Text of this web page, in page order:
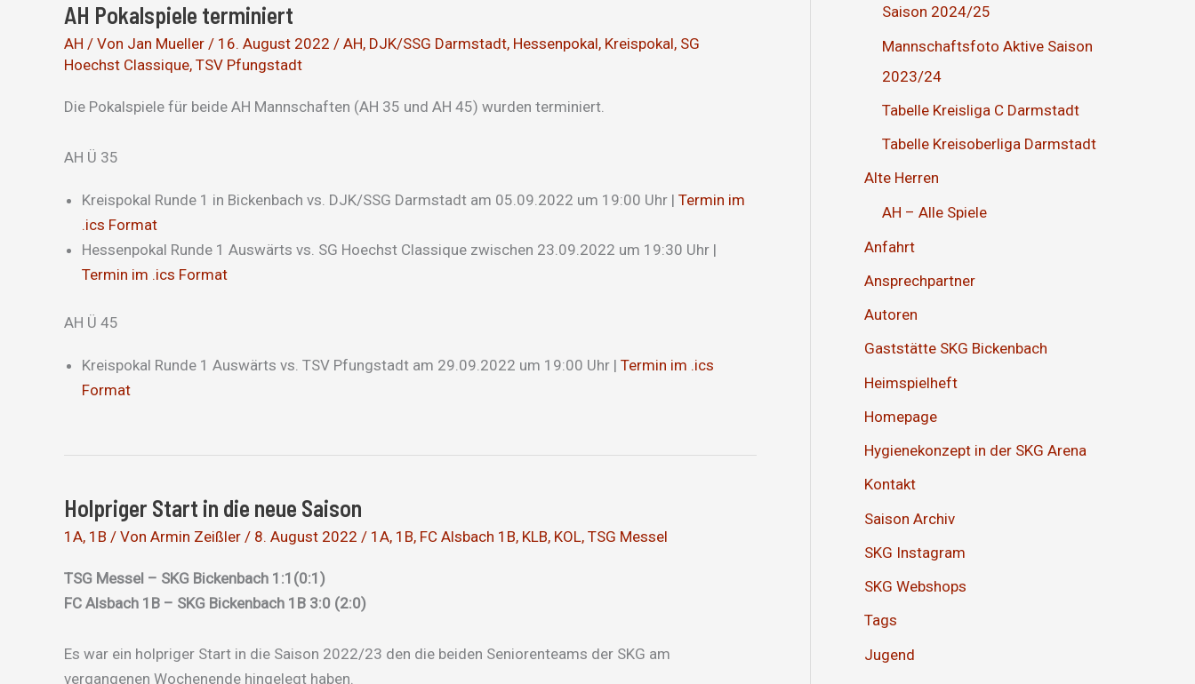
AH Pokalspiele terminiert
AH / Von Jan Mueller / 16. August 2022 / AH, DJK/SSG Darmstadt, Hessenpokal, Kreispokal, SG
Hoechst Classique, TSV Pfungstadt
Die Pokalspiele für beide AH Mannschaften (AH 35 und AH 45) wurden terminiert.
AH Ü 35
Kreispokal Runde 1 in Bickenbach vs. DJK/SSG Darmstadt am 05.09.2022 um 19:00 Uhr | Termin im
.ics Format
Hessenpokal Runde 1 Auswärts vs. SG Hoechst Classique zwischen 23.09.2022 um 19:30 Uhr |
Termin im .ics Format
AH Ü 45
Kreispokal Runde 1 Auswärts vs. TSV Pfungstadt am 29.09.2022 um 19:00 Uhr | Termin im .ics
Format
Holpriger Start in die neue Saison
1A, 1B / Von Armin Zeißler / 8. August 2022 / 1A, 1B, FC Alsbach 1B, KLB, KOL, TSG Messel
TSG Messel – SKG Bickenbach 1:1(0:1)
FC Alsbach 1B – SKG Bickenbach 1B 3:0 (2:0)
Es war ein holpriger Start in die Saison 2022/23 den die beiden Seniorenteams der SKG am
vergangenen Wochenende hingelegt haben.
Saison 2024/25
Mannschaftsfoto Aktive Saison
2023/24
Tabelle Kreisliga C Darmstadt
Tabelle Kreisoberliga Darmstadt
Alte Herren
AH – Alle Spiele
Anfahrt
Ansprechpartner
Autoren
Gaststätte SKG Bickenbach
Heimspielheft
Homepage
Hygienekonzept in der SKG Arena
Kontakt
Saison Archiv
SKG Instagram
SKG Webshops
Tags
Jugend